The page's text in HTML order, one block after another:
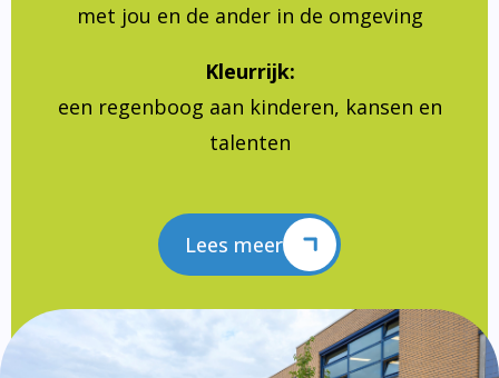
met jou en de ander in de omgeving
Kleurrijk:
een regenboog aan kinderen, kansen en
talenten
Lees meer